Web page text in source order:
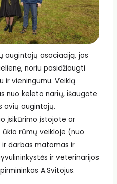
augintojų asociaciją, jos
noriu pasidžiaugti
ir vieningumu. Veiklą
nuo keleto narių, išaugote
avių augintojų.
įsikūrimo įstojote ar
rūmų veikloje (nuo
ir darbas matomas ir
ir veterinarijos
A.Svitojus.